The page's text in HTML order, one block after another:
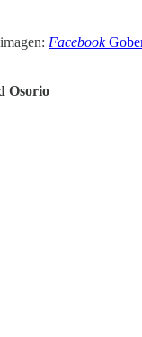
Facebook
Osorio